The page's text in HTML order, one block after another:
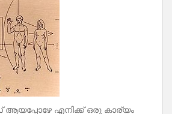
ആയപ്പോഴേ എനിക്ക് ഒരു കാര്യം